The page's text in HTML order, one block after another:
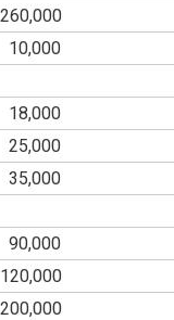
260,000
10,000
18,000
25,000
35,000
90,000
120,000
200,000